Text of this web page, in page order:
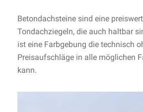
Betondachsteine sind eine
Tondachziegeln, die auch haltbar
ist eine Farbgebung die technisch
Preisaufschläge in alle möglichen
kann.